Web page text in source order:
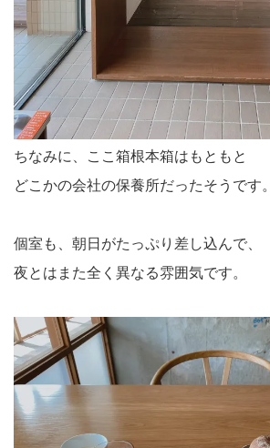
ちなみに、ここ箱根本箱はもともと
どこかの会社の保養所だったそうです。
個室も、朝日がたっぷり差し込んで、
夜とはまた全く異なる雰囲気です。